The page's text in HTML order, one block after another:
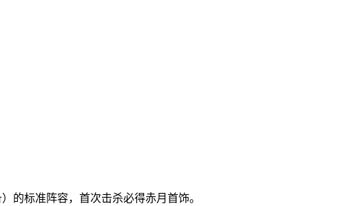
的标准阵容，首次击杀必得赤月首饰。